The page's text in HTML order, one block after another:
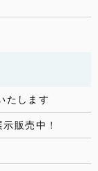
たします
販売中！